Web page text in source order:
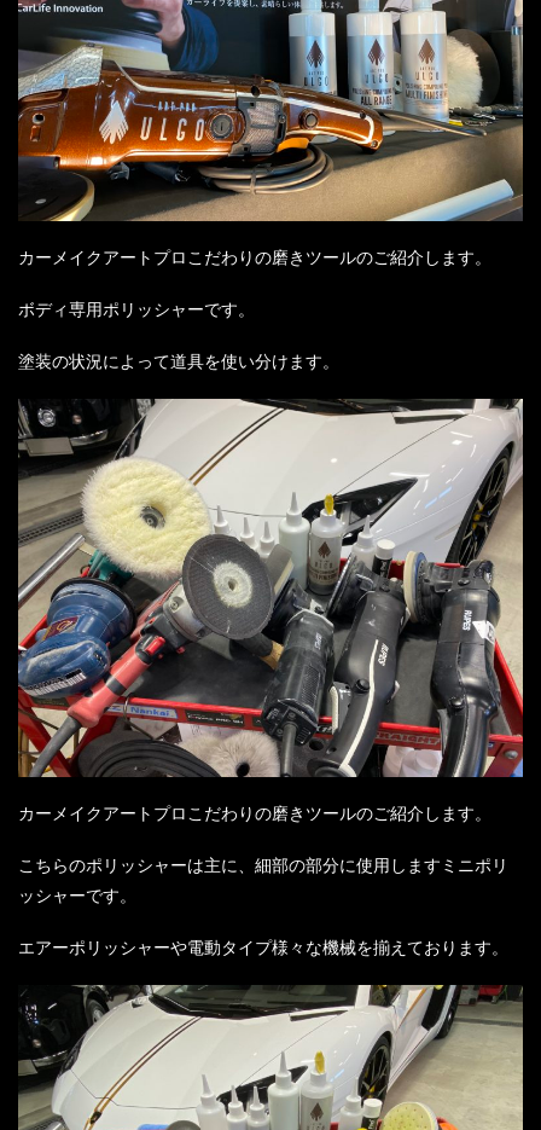
カーメイクアートプロこだわりの磨きツールのご紹介します。
ボディ専用ポリッシャーです。
塗装の状況によって道具を使い分けます。
カーメイクアートプロこだわりの磨きツールのご紹介します。
こちらのポリッシャーは主に、細部の部分に使用しますミニポリ
ッシャーです。
エアーポリッシャーや電動タイプ様々な機械を揃えております。